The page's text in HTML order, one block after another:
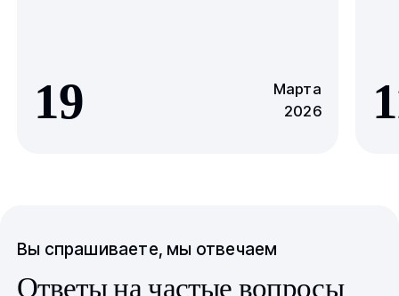
19
Марта
2026
Вы спрашиваете, мы отвечаем
Ответы на частые вопросы